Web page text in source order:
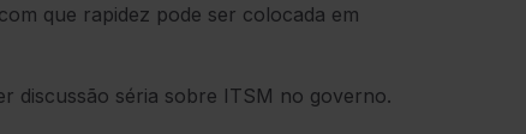
que rapidez pode ser colocada em
discussão séria sobre ITSM no governo.